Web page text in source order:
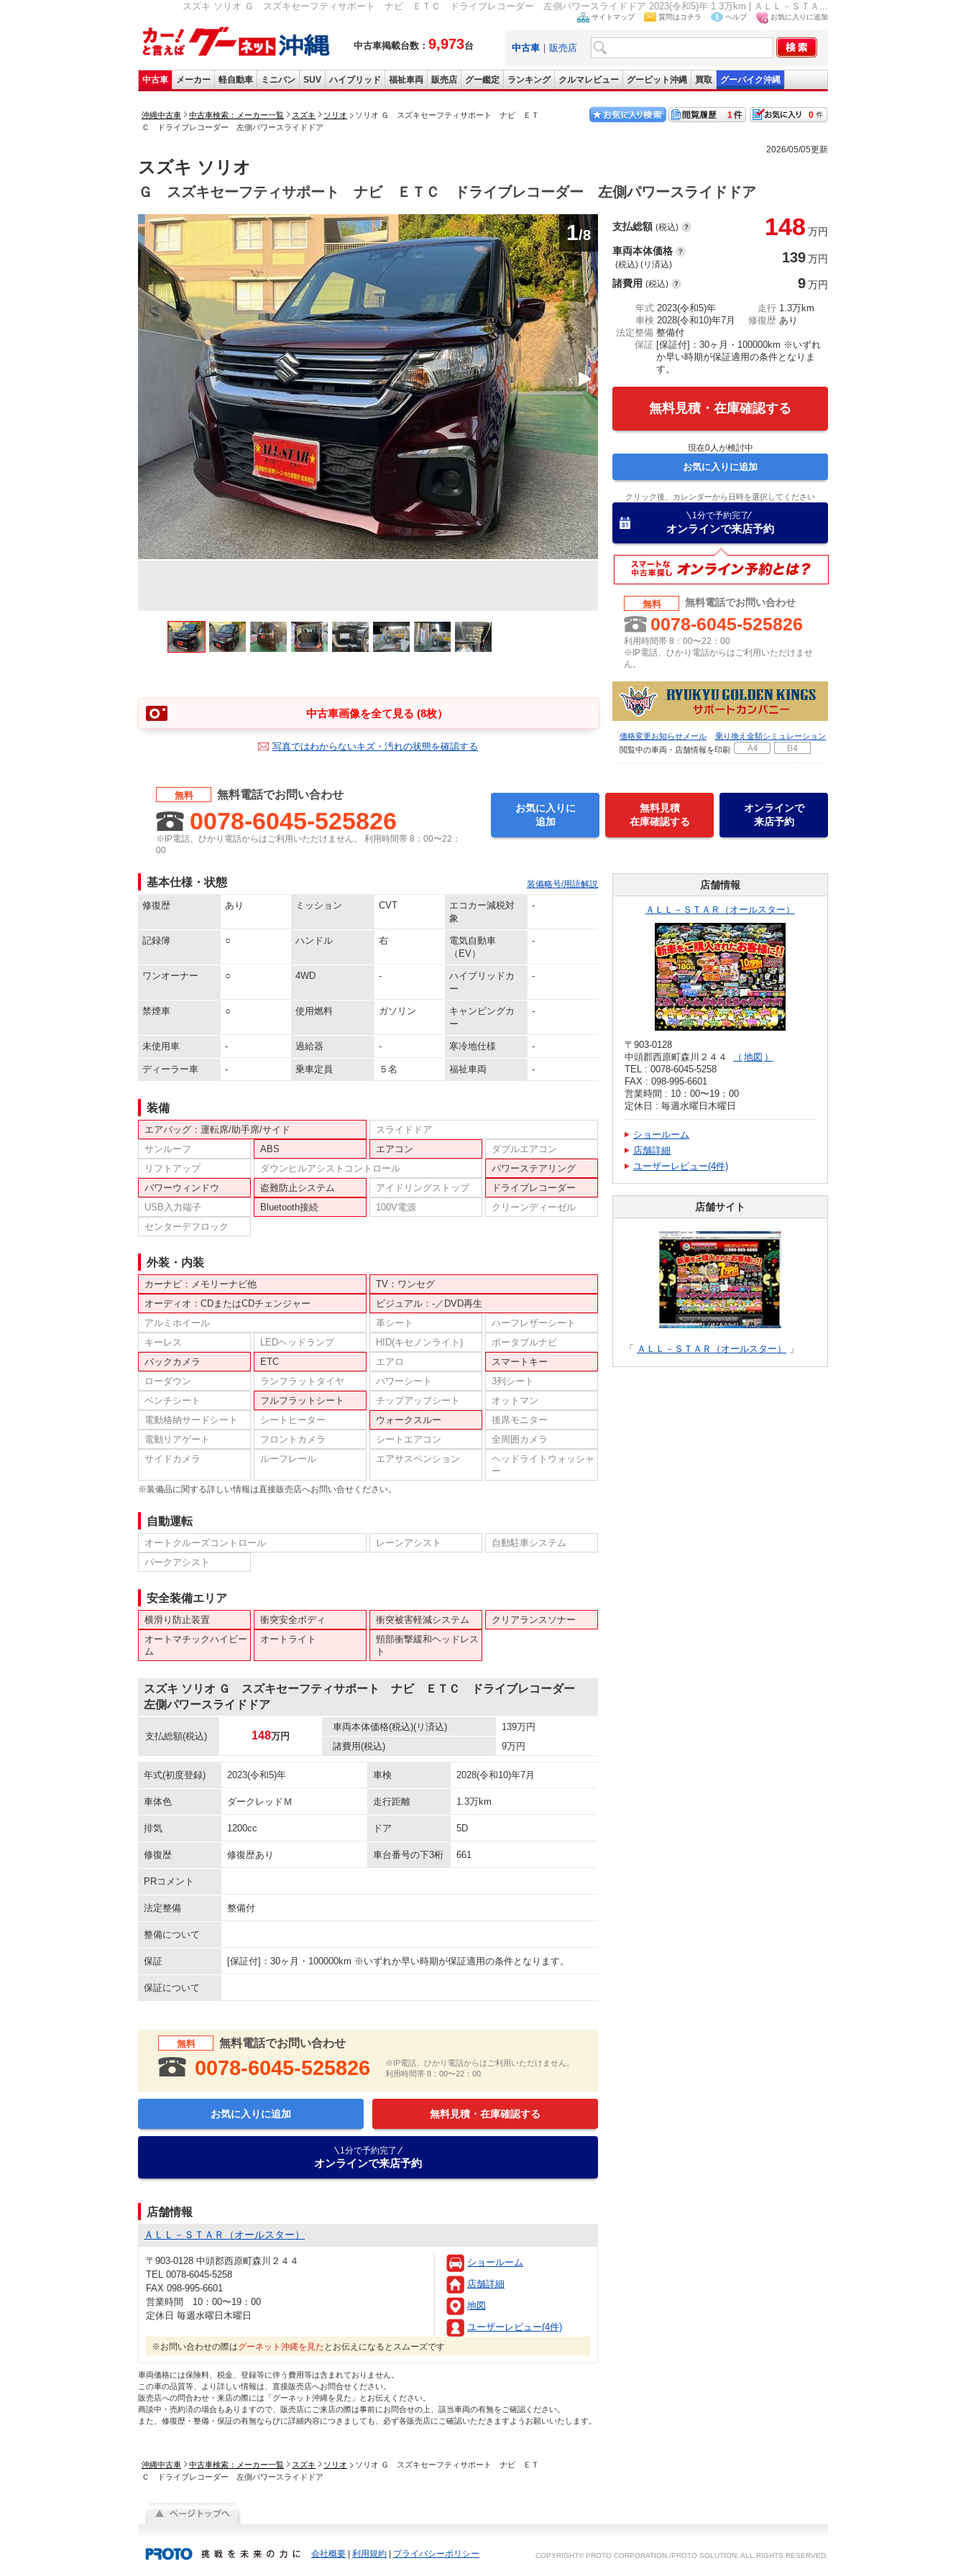
スズキ ソリオ Ｇ スズキセーフティサポート ナビ ＥＴＣ ドライブレコーダー 左側パワースライドドア 2023(令和5)年 1.3万km | ＡＬＬ－ＳＴＡ...
中古車掲載台数： 9,973台
サイトマップ 質問はコチラ ヘルプ お気に入りに追加
中古車 ｜ 販売店
中古車 メーカー 軽自動車 ミニバン SUV ハイブリッド 福祉車両 販売店 グー鑑定 ランキング クルマレビュー グーピット沖縄 買取 グーバイク沖縄
沖縄中古車 中古車検索：メーカー一覧 スズキ ソリオ
ソリオ Ｇ スズキセーフティサポート ナビ ＥＴ
Ｃ ドライブレコーダー 左側パワースライドドア
0
1
2026/05/05更新
スズキ ソリオ
Ｇ スズキセーフティサポート ナビ ＥＴＣ ドライブレコーダー 左側パワースライドドア
1/8
中古車画像を全て見る (8枚）
写真ではわからないキズ・汚れの状態を確認する
支払総額 (税込) 148 万円
車両本体価格
(税込) (リ済込) 139万円
諸費用 (税込) 9万円
年式 2023(令和5)年 走行 1.3万km
車検 2028(令和10)年7月 修復歴 あり
法定整備 整備付
保証 [保証付]：30ヶ月・100000km ※いずれ
か早い時期が保証適用の条件となりま
す。
無料見積・在庫確認する
現在0人が検討中
お気に入りに追加
クリック後、カレンダーから日時を選択してください
1分で予約完了
オンラインで来店予約
無料 無料電話でお問い合わせ
0078-6045-525826
利用時間帯 8：00〜22：00
※IP電話、ひかり電話からはご利用いただけませ
ん。
価格変更お知らせメール
乗り換え金額シミュレーション
閲覧中の車両・店舗情報を印刷
無料 無料電話でお問い合わせ
0078-6045-525826
※IP電話、ひかり電話からはご利用いただけません。 利用時間帯 8：00〜22：
00
お気に入りに
追加
無料見積
在庫確認する
オンラインで
来店予約
基本仕様・状態 装備略号/用語解説
修復歴 あり ミッション CVT
エコカー減税対
象
-
記録簿 ○ ハンドル 右
電気自動車
（EV）
-
ワンオーナー ○ 4WD -
ハイブリッドカ
ー
-
禁煙車 ○ 使用燃料 ガソリン
キャンピングカ
ー
-
未使用車 - 過給器 - 寒冷地仕様 -
ディーラー車 - 乗車定員 ５名 福祉車両 -
装備
エアバッグ：運転席/助手席/サイド
スライドドア
サンルーフ
ABS エアコン
ダブルエアコン
リフトアップ
ダウンヒルアシストコントロール
パワーステアリング
パワーウィンドウ
盗難防止システム アイドリングストップ
ドライブレコーダー
USB入力端子
Bluetooth接続 100V電源
クリーンディーゼル
センターデフロック
外装・内装
カーナビ：メモリーナビ他
TV：ワンセグ
オーディオ：CDまたはCDチェンジャー
ビジュアル：-／DVD再生
アルミホイール
革シート
ハーフレザーシート
キーレス
LEDヘッドランプ HID(キセノンライト)
ポータブルナビ
バックカメラ
ETC エアロ
スマートキー
ローダウン
ランフラットタイヤ パワーシート
3列シート
ベンチシート
フルフラットシート チップアップシート
オットマン
電動格納サードシート
シートヒーター ウォークスルー
後席モニター
電動リアゲート
フロントカメラ シートエアコン
全周囲カメラ
サイドカメラ
ルーフレール エアサスペンション
ヘッドライトウォッシャ
ー
※装備品に関する詳しい情報は直接販売店へお問い合せください。
自動運転
オートクルーズコントロール レーンアシスト
自動駐車システム
パークアシスト
安全装備エリア
横滑り防止装置 衝突安全ボディ 衝突被害軽減システム
クリアランスソナー
オートマチックハイビー
ム
オートライト
頸部衝撃緩和ヘッドレス
ト
スズキ ソリオ Ｇ スズキセーフティサポート ナビ ＥＴＣ ドライブレコーダー
左側パワースライドドア
支払総額(税込) 148万円
車両本体価格(税込)(リ済込) 139万円
諸費用(税込) 9万円
年式(初度登録) 2023(令和5)年 車検 2028(令和10)年7月
車体色 ダークレッドＭ 走行距離 1.3万km
排気 1200cc ドア 5D
修復歴 修復歴あり 車台番号の下3桁 661
PRコメント
法定整備 整備付
整備について
保証 [保証付]：30ヶ月・100000km ※いずれか早い時期が保証適用の条件となります。
保証について
無料 無料電話でお問い合わせ
0078-6045-525826
※IP電話、ひかり電話からはご利用いただけません。
利用時間帯 8：00〜22：00
お気に入りに追加 無料見積・在庫確認する
1分で予約完了
オンラインで来店予約
店舗情報
ＡＬＬ－ＳＴＡＲ（オールスター）
〒903-0128 中頭郡西原町森川２４４
TEL 0078-6045-5258
FAX 098-995-6601
営業時間 10：00〜19：00
定休日 毎週水曜日木曜日
ショールーム
店舗詳細
地図
ユーザーレビュー(4件)
※お問い合わせの際はグーネット沖縄を見た とお伝えになるとスムーズです
車両価格には保険料、税金、登録等に伴う費用等は含まれておりません。
この車の品質等、より詳しい情報は、直接販売店へお問合せください。
販売店への問合わせ・来店の際には「グーネット沖縄を見た」とお伝えください。
商談中・売約済の場合もありますので、販売店にご来店の際は事前にお問合せの上、該当車両の有無をご確認ください。
また、修復歴・整備・保証の有無ならびに詳細内容につきましても、必ず各販売店にご確認いただきますようお願いいたします。
店舗情報
ＡＬＬ－ＳＴＡＲ（オールスター）
〒903-0128
中頭郡西原町森川２４４
地図
TEL : 0078-6045-5258
FAX : 098-995-6601
営業時間 : 10：00〜19：00
定休日 : 毎週水曜日木曜日
ショールーム
店舗詳細
ユーザーレビュー(4件)
店舗サイト
「 ＡＬＬ－ＳＴＡＲ（オールスター） 」
沖縄中古車 中古車検索：メーカー一覧 スズキ ソリオ
ソリオ Ｇ スズキセーフティサポート ナビ ＥＴ
Ｃ ドライブレコーダー 左側パワースライドドア
会社概要 利用規約 プライバシーポリシー COPYRIGHT© PROTO CORPORATION./PROTO SOLUTION. ALL RIGHTS RESERVED.